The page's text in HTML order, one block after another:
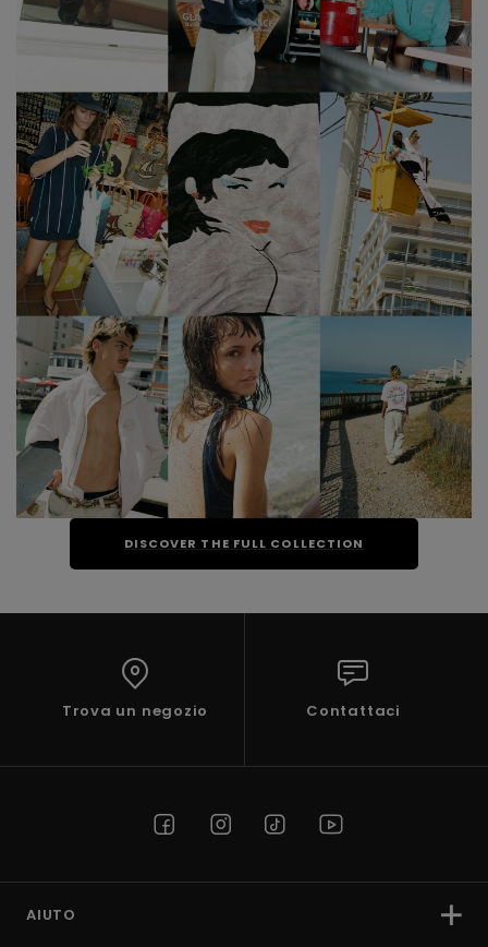
DISCOVER THE FULL COLLECTION
Trova un negozio Contattaci
AIUTO